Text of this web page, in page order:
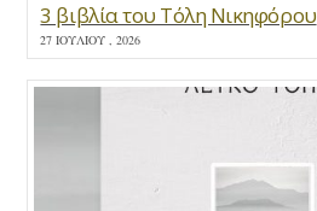
3 βιβλία του Τόλη Νικηφόρου
27 ΙΟΥΛΊΟΥ , 2026